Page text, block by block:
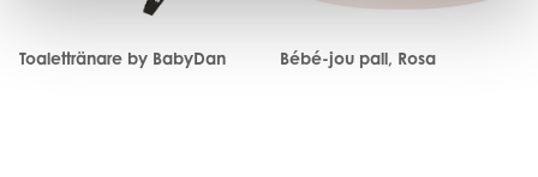
Toalettränare by BabyDan Bébé-jou pall, Rosa